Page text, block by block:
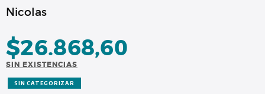
Nicolas
$26.868,60
SIN EXISTENCIAS
SIN CATEGORIZAR